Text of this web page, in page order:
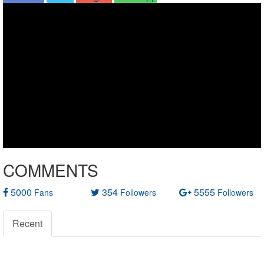
COMMENTS
5000 Fans 354 Followers 5555 Followers
Recent